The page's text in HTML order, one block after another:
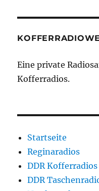
Eine private
Kofferradios.
Startseite
Reginaradios
DDR Kofferradios
DDR